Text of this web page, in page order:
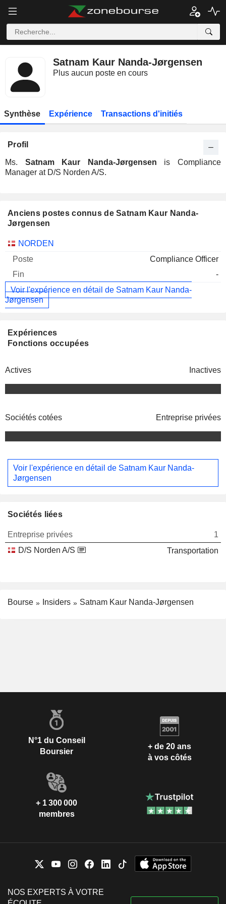
Satnam Kaur Nanda-Jørgensen
Plus aucun poste en cours
Synthèse Expérience Transactions d'initiés
Profil
Ms. Satnam Kaur Nanda-Jørgensen is Compliance
Manager at D/S Norden A/S.
Anciens postes connus de Satnam Kaur Nanda-
Jørgensen
Sociétés Poste
NORDEN
Compliance Officer
-
Voir l'expérience en détail de Satnam Kaur Nanda-
Jørgensen
Expériences
Fonctions occupées
Actives Inactives
Sociétés cotées Entreprise privées
Voir l'expérience en détail de Satnam Kaur Nanda-
Jørgensen
Sociétés liées
Entreprise privées
1
D/S Norden A/S
Transportation
Bourse Insiders Satnam Kaur Nanda-Jørgensen
N°1 du Conseil
Boursier
+ de 20 ans
à vos côtés
+ 1 300 000
membres
NOS EXPERTS À VOTRE